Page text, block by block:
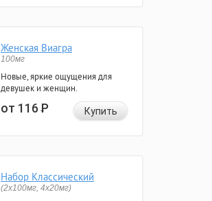
Женская Виагра
100мг
Новые, яркие ощущения для
девушек и женщин.
от 116Р Купить
Набор Классический
(2x100мг, 4x20мг)